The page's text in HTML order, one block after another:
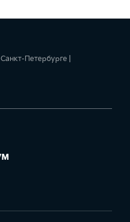
Петербурге |